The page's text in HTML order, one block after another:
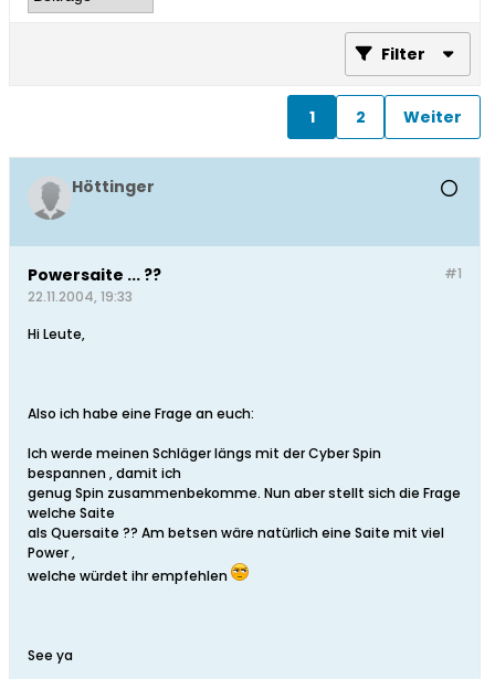
Filter
1 2 Weiter
Höttinger
#1
Powersaite ... ??
22.11.2004, 19:33
Hi Leute,
Also ich habe eine Frage an euch:
Ich werde meinen Schläger längs mit der Cyber Spin
bespannen , damit ich
genug Spin zusammenbekomme. Nun aber stellt sich die Frage
welche Saite
als Quersaite ?? Am betsen wäre natürlich eine Saite mit viel
Power ,
welche würdet ihr empfehlen
See ya